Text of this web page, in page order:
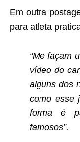
Em outra
para atleta
“Me façam
vídeo do
alguns dos
como esse
forma é
famosos”.